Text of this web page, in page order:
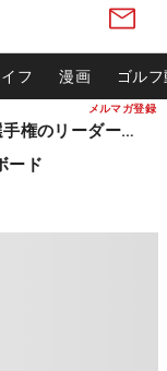
メルマガ登録
フ 漫画 ゴル
松山英樹ら出場 ウィンダム選手権のリーダーボード
ード